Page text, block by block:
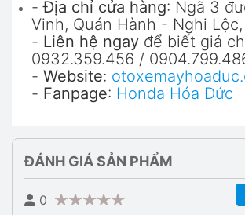
-Địa chỉ cửa hàng: Ngã 3
Vinh, Quán Hành - Nghi
- Liên hệ ngay để biết giá
0932.359.456 /
- Website:
- Fanpage: Honda Hóa Đức
ĐÁNH GIÁ SẢN PHẨM
0